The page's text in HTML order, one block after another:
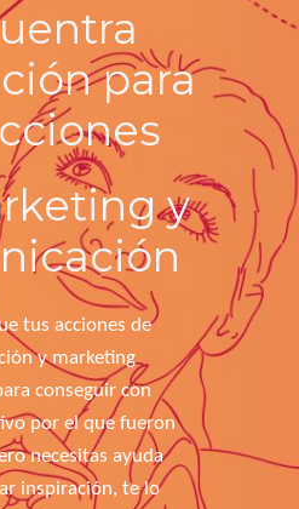
para
y
tus acciones de
y marketing
conseguir con
por el que fueron
necesitas ayuda
inspiración, te lo